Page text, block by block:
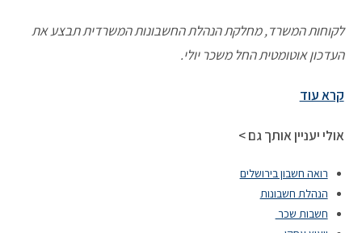
לקוחות המשרד, מחלקת הנהלת החשבונות המשרדית תבצע את
העדכון אוטומטית החל משכר יולי.
קרא עוד
אולי יעניין אותך גם >
רואה חשבון בירושלים
הנהלת חשבונות
חשבות שכר